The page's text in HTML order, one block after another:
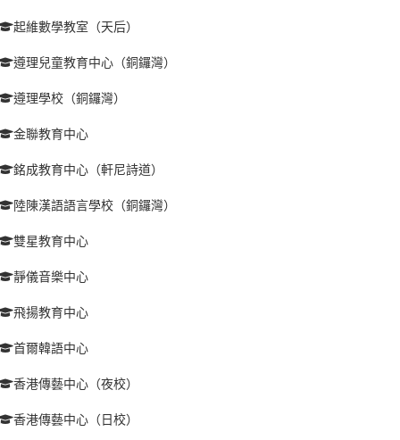
起維數學教室（天后）
遵理兒童教育中心（銅鑼灣）
遵理學校（銅鑼灣）
金聯教育中心
銘成教育中心（軒尼詩道）
陸陳漢語語言學校（銅鑼灣）
雙星教育中心
靜儀音樂中心
飛揚教育中心
首爾韓語中心
香港傳藝中心（夜校）
香港傳藝中心（日校）